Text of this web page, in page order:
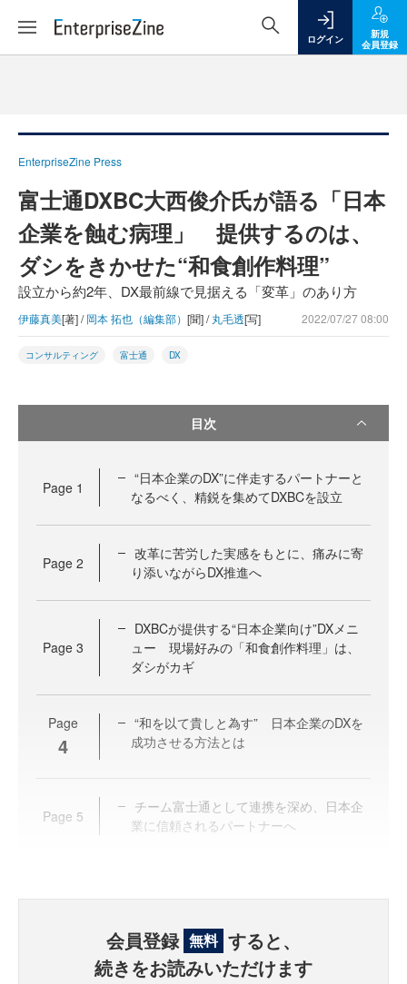
ログイン
新規
会員登録
EnterpriseZine Press
富士通DXBC大西俊介氏が語る「日本
企業を蝕む病理」 提供するのは、
ダシをきかせた“和食創作料理”
設立から約2年、DX最前線で見据える「変革」のあり方
伊藤真美[著] /岡本 拓也（編集部） [聞] /丸毛透[写] 2022/07/27 08:00
コンサルティング 富士通 DX
目次
Page 1
“日本企業のDX”に伴走するパートナーと
なるべく、精鋭を集めてDXBCを設立
Page 2
改革に苦労した実感をもとに、痛みに寄
り添いながらDX推進へ
Page 3
DXBCが提供する“日本企業向け”DXメニ
ュー 現場好みの「和食創作料理」は、
ダシがカギ
Page
4
“和を以て貴しと為す” 日本企業のDXを
成功させる方法とは
Page 5
チーム富士通として連携を深め、日本企
業に信頼されるパートナーへ
会員登録 無料 すると、
続きをお読みいただけます